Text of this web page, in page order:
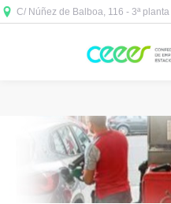
C/ Núñez de Balboa, 116 - 3ª